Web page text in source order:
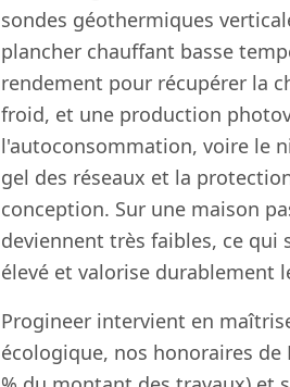
sondes géothermiques
plancher chauffant basse
rendement pour récupérer la
froid, et une production
l'autoconsommation, voire le
gel des réseaux et la
conception. Sur une maison
deviennent très faibles, ce qui
élevé et valorise durablement
Progineer intervient en
écologique, nos honoraires de